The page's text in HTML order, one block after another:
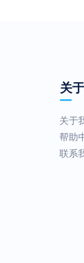
关
关于
帮助
联系